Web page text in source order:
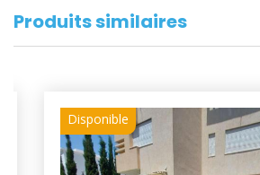
Produits similaires
Disponible